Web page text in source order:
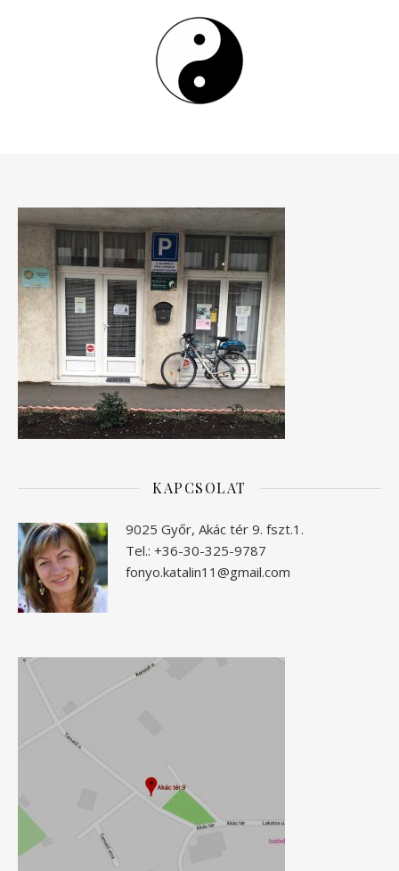
KAPCSOLAT
9025 Győr, Akác tér 9. fszt.1.
Tel.: +36-30-325-9787
fonyo.katalin11@gmail.com